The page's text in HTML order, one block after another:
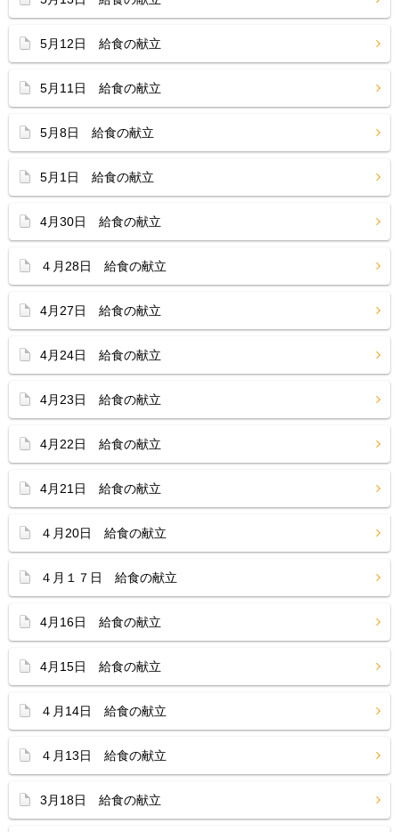
5月12日 給食の献立
5月11日 給食の献立
5月8日 給食の献立
5月1日 給食の献立
4月30日 給食の献立
４月28日 給食の献立
4月27日 給食の献立
4月24日 給食の献立
4月23日 給食の献立
4月22日 給食の献立
4月21日 給食の献立
４月20日 給食の献立
４月１７日 給食の献立
4月16日 給食の献立
4月15日 給食の献立
４月14日 給食の献立
４月13日 給食の献立
3月18日 給食の献立